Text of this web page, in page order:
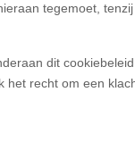
tegemoet,
dit
het recht om een